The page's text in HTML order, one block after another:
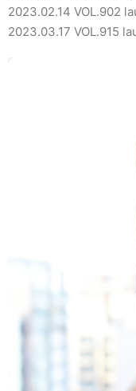
2023.02.14 VOL.902
2023.03.17 VOL.915